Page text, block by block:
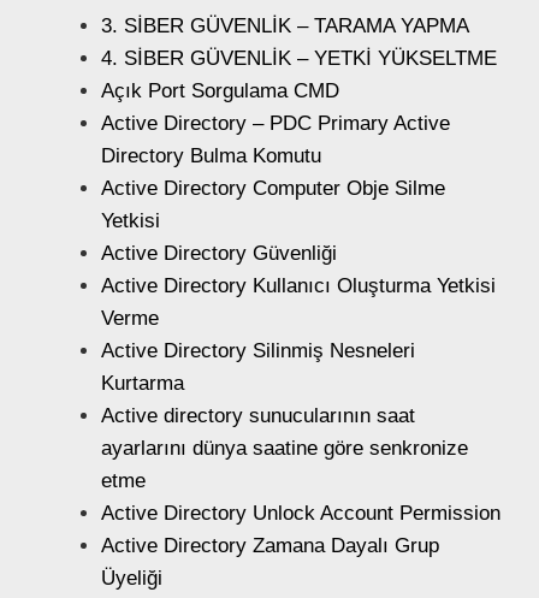
3. SİBER GÜVENLİK – TARAMA YAPMA
4. SİBER GÜVENLİK – YETKİ YÜKSELTME
Açık Port Sorgulama CMD
Active Directory – PDC Primary Active
Directory Bulma Komutu
Active Directory Computer Obje Silme
Yetkisi
Active Directory Güvenliği
Active Directory Kullanıcı Oluşturma Yetkisi
Verme
Active Directory Silinmiş Nesneleri
Kurtarma
Active directory sunucularının saat
ayarlarını dünya saatine göre senkronize
etme
Active Directory Unlock Account Permission
Active Directory Zamana Dayalı Grup
Üyeliği